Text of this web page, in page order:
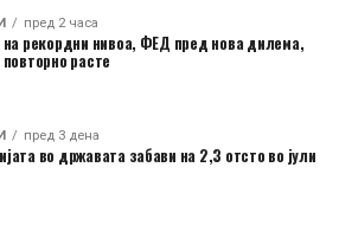
пред 2 часа
на рекордни нивоа, ФЕД пред нова дилема,
расте
пред 3 дена
во државата забави на 2,3 отсто во јули